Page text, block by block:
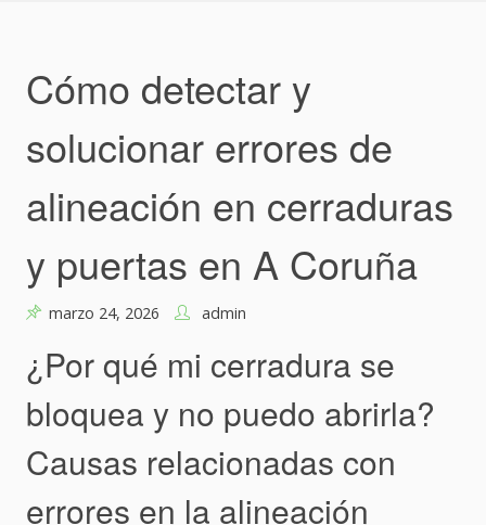
Cómo detectar y
solucionar errores de
alineación en cerraduras
y puertas en A Coruña
marzo 24, 2026 admin
¿Por qué mi cerradura se
bloquea y no puedo abrirla?
Causas relacionadas con
errores en la alineación